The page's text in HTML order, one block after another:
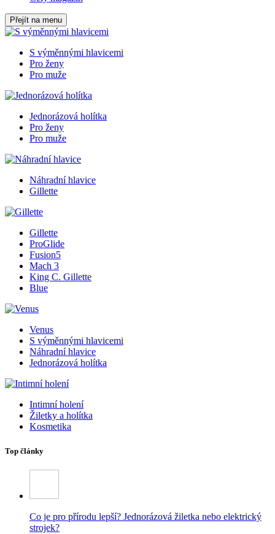
Přejít na menu
S výměnnými hlavicemi
Pro ženy
Pro muže
Jednorázová holítka
Pro ženy
Pro muže
Náhradní hlavice
Gillette
Gillette
ProGlide
Fusion5
Mach 3
King C. Gillette
Blue
Venus
S výměnnými hlavicemi
Náhradní hlavice
Jednorázová holítka
Intimní holení
Žiletky a holítka
Kosmetika
Top články
Co je pro přírodu lepší? Jednorázová žiletka nebo elektrický
strojek?